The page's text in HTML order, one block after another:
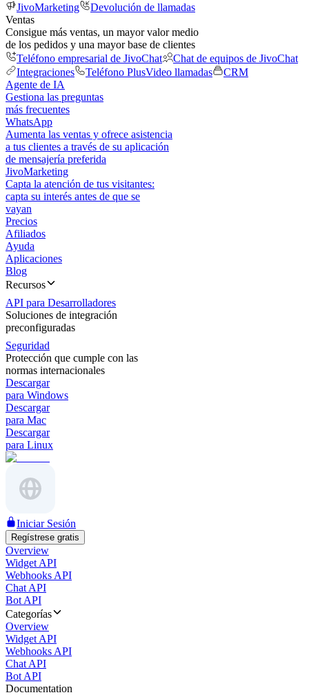
JivoMarketing
Devolución de llamadas
Ventas
Consigue más ventas, un mayor valor medio
de los pedidos y una mayor base de clientes
Teléfono empresarial de JivoChat
Chat de equipos de JivoChat
Integraciones
Teléfono PlusVideo llamadas
CRM
Agente de IA
Gestiona las preguntas
más frecuentes
WhatsApp
Aumenta las ventas y ofrece asistencia
a tus clientes a través de su aplicación
de mensajería preferida
JivoMarketing
Capta la atención de tus visitantes:
capta su interés antes de que se
vayan
Precios
Afiliados
Ayuda
Aplicaciones
Blog
Recursos
API para Desarrolladores
Soluciones de integración
preconfiguradas
Seguridad
Protección que cumple con las
normas internacionales
Descargar
para Windows
Descargar
para Mac
Descargar
para Linux
Iniciar Sesión
Regístrese gratis
Overview
Widget API
Webhooks API
Chat API
Bot API
Categorías
Overview
Widget API
Webhooks API
Chat API
Bot API
Documentation